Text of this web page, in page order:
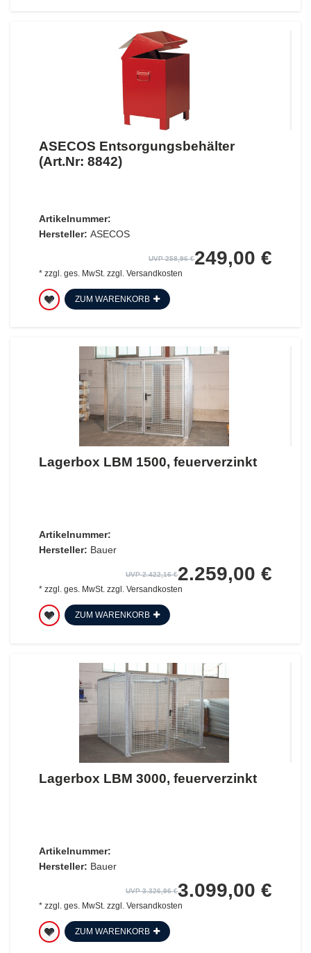
ASECOS Entsorgungsbehälter
(Art.Nr: 8842)
Artikelnummer:
Hersteller: ASECOS
UVP 258,96 €249,00 €
* zzgl. ges. MwSt. zzgl. Versandkosten
ZUM WARENKORB
Lagerbox LBM 1500, feuerverzinkt
Artikelnummer:
Hersteller: Bauer
UVP 2.422,16 €2.259,00 €
* zzgl. ges. MwSt.zzgl. Versandkosten
ZUM WARENKORB
Lagerbox LBM 3000, feuerverzinkt
Artikelnummer:
Hersteller: Bauer
UVP 3.326,96 €3.099,00 €
* zzgl. ges. MwSt. zzgl. Versandkosten
ZUM WARENKORB